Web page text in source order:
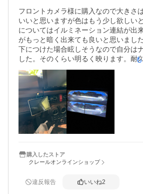
付けしよ。
フロントカメラ様に購入なので大きさ
いいと思いますが色はもう少し欲しい
についてはイルミネーション連結が出
がもっと暗く出来ても良いと思いまし
下につけた場合眩しそうなので自分は
した。そのくらい明るく映ります。耐
認です。
購入したストア
クレールオンラインショップ
違反報告 いいね2